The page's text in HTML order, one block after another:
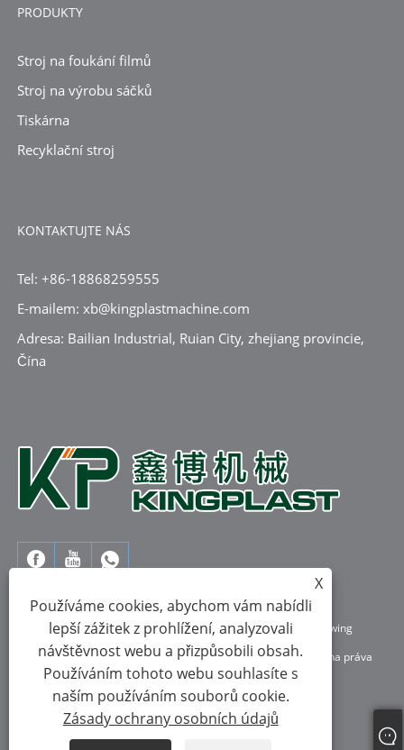
PRODUKTY
Stroj na foukání filmů
Stroj na výrobu sáčků
Tiskárna
Recyklační stroj
KONTAKTUJTE NÁS
Tel: +86-18868259555
E-mailem: xb@kingplastmachine.com
Adresa: Bailian Industrial, Ruian City, zhejiang provincie,
Čína
Copyright © 2023 Ruian Kingplast Machinery Co., Ltd - Film Blowing
Machine, Flexo Printing Machine, Bag Making Machine - všechna práva
Sitemap RSS
XML
X
Používáme cookies, abychom vám nabídli
lepší zážitek z prohlížení, analyzovali
návštěvnost webu a přizpůsobili obsah.
Používáním tohoto webu souhlasíte s
naším používáním souborů cookie.
Zásady ochrany osobních údajů